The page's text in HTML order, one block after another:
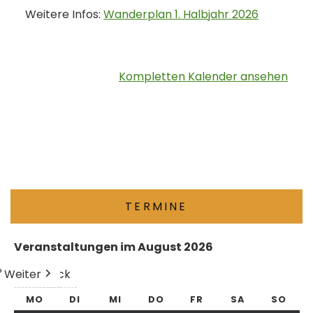
Weitere Infos: Wanderplan 1. Halbjahr 2026
Kompletten Kalender ansehen
TERMINE
Veranstaltungen im August 2026
Zurück
Heute
Weiter
MO DI MI DO FR SA SO